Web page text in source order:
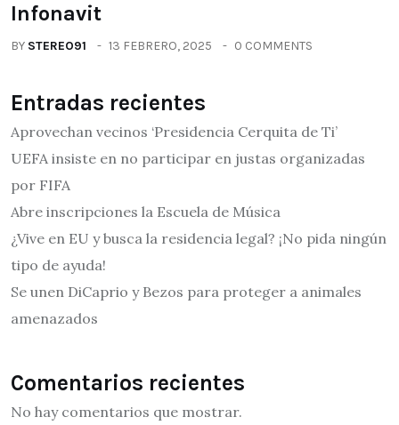
Infonavit
BY STEREO91 13 FEBRERO, 2025 0 COMMENTS
Entradas recientes
Aprovechan vecinos ‘Presidencia Cerquita de Ti’
UEFA insiste en no participar en justas organizadas
por FIFA
Abre inscripciones la Escuela de Música
¿Vive en EU y busca la residencia legal? ¡No pida ningún
tipo de ayuda!
Se unen DiCaprio y Bezos para proteger a animales
amenazados
Comentarios recientes
No hay comentarios que mostrar.